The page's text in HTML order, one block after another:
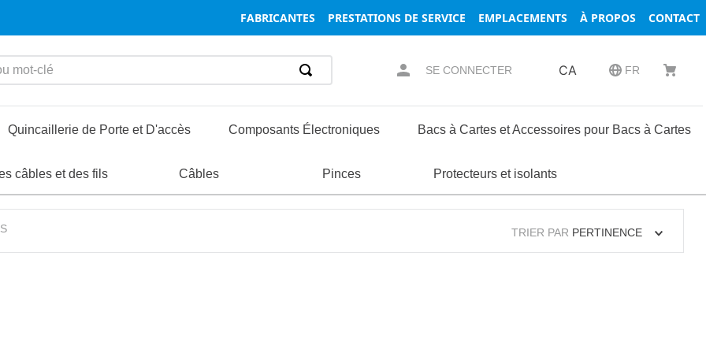
FABRICANTES PRESTATIONS DE SERVICE EMPLACEMENTS À PROPOS CONTACT
clé
SE CONNECTER CA FR
Vis et Boulons Entretoises Rondelles
Quincaillerie de Porte et D'accès
Charnières Loquets Serrures
Composants Électroniques
et Réseaux Composants de Connecteurs et Accessoires Borniers Terminaux
Bacs à Cartes et Accessoires pour Bacs à Cartes
Boîtiers Composants des Boîtiers et des Racks Composants de Coffrets et de Racks
câbles et des fils Câbles Pinces
Protecteurs et isolants
TRIER PAR PERTINENCE